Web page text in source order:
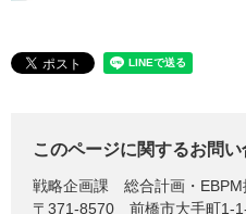
このページに関するお問
戦略企画課
総合計画・
〒371-8570
前橋市大手町1-